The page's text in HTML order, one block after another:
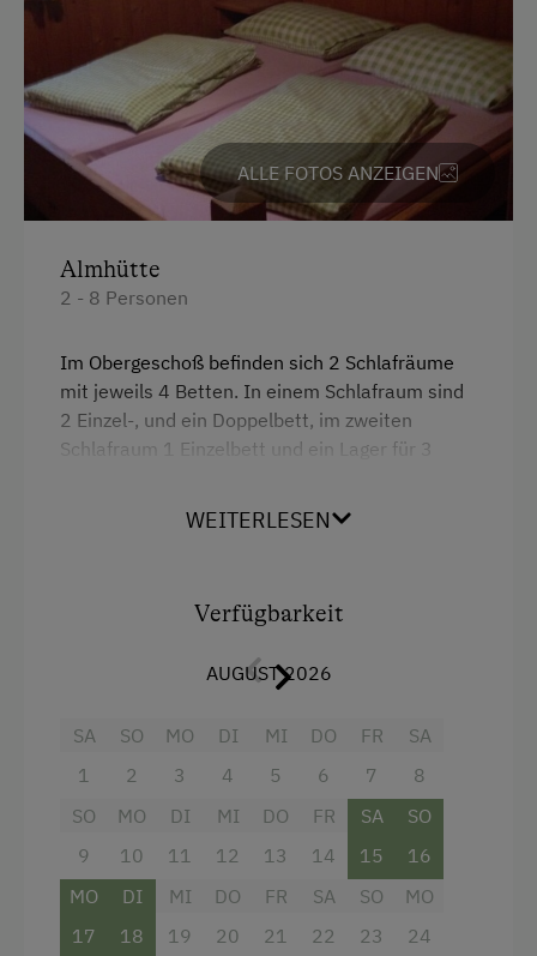
Geschirr vorhanden
Holzofen
Kachelofen
Verpflegung
Ohne Verpflegung
Zusätzliche Ausstattungsmerkmale
ALLE FOTOS ANZEIGEN
Almhütte
2 - 8 Personen
Im Obergeschoß befinden sich 2 Schlafräume
mit jeweils 4 Betten. In einem Schlafraum sind
2 Einzel-, und ein Doppelbett, im zweiten
Schlafraum 1 Einzelbett und ein Lager für 3
Die Küche ist mit einem Holzherd, Kühlschrank,
In der Stube befindet sich eine Sitzecke und ein
Ausstattung
Doppelbett (Kingsize)
WEITERLESEN
Verfügbarkeit
AUGUST 2026
SA
1
SO
2
MO
3
DI
4
MI
5
DO
6
FR
7
SA
8
SO
9
MO
10
DI
11
MI
12
DO
13
FR
14
SA
15
SO
16
MO
17
DI
18
MI
19
DO
20
FR
21
SA
22
SO
23
MO
24